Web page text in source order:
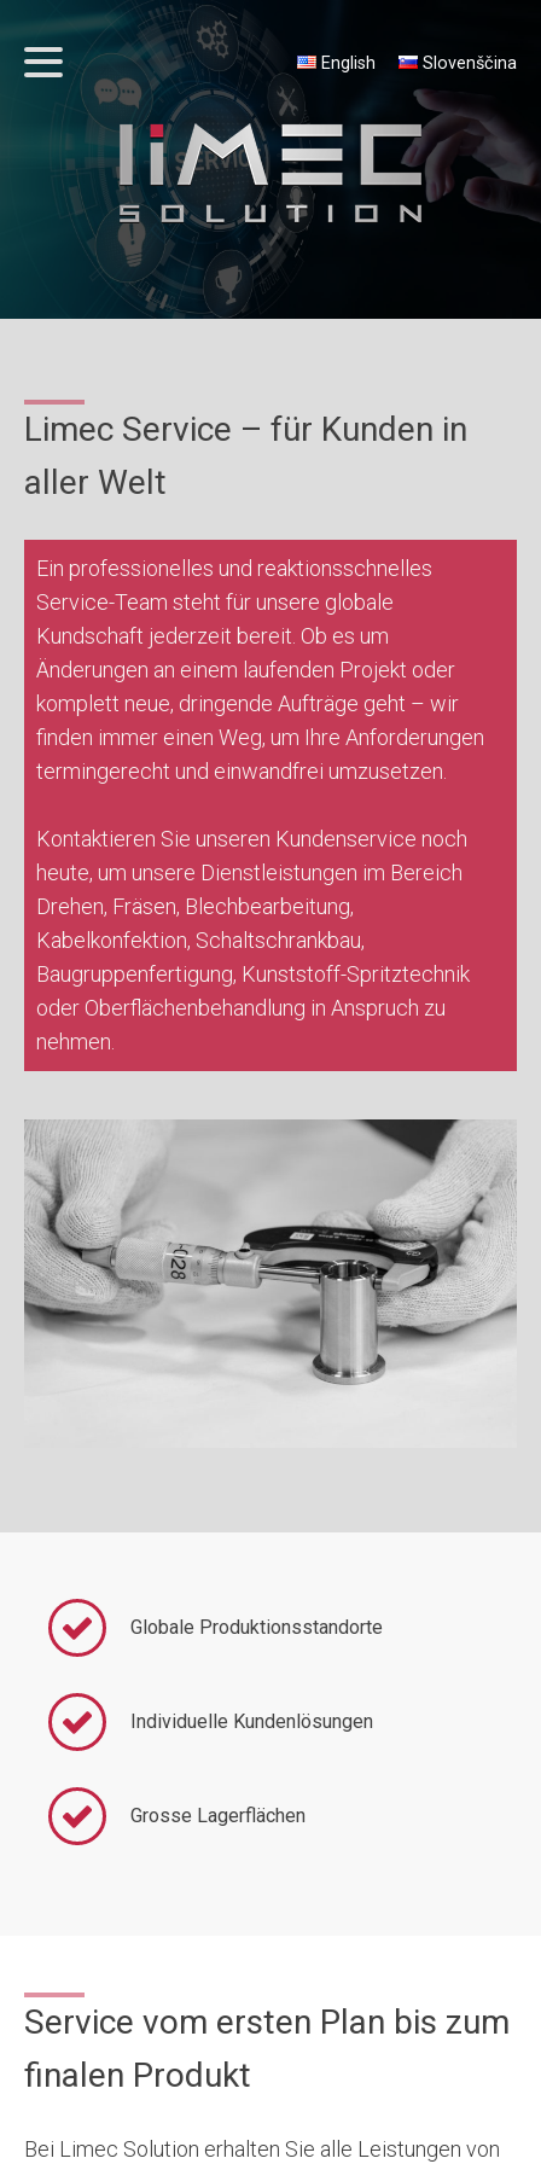
English Slovenščina
Limec Service – für Kunden in
aller Welt
Ein professionelles und reaktionsschnelles
Service-Team steht für unsere globale
Kundschaft jederzeit bereit. Ob es um
Änderungen an einem laufenden Projekt oder
komplett neue, dringende Aufträge geht – wir
finden immer einen Weg, um Ihre Anforderungen
termingerecht und einwandfrei umzusetzen.
Kontaktieren Sie unseren Kundenservice noch
heute, um unsere Dienstleistungen im Bereich
Drehen, Fräsen, Blechbearbeitung,
Kabelkonfektion, Schaltschrankbau,
Baugruppenfertigung, Kunststoff-Spritztechnik
oder Oberflächenbehandlung in Anspruch zu
nehmen.
Globale Produktionsstandorte
Individuelle Kundenlösungen
Grosse Lagerflächen
Service vom ersten Plan bis zum
finalen Produkt
Bei Limec Solution erhalten Sie alle Leistungen von